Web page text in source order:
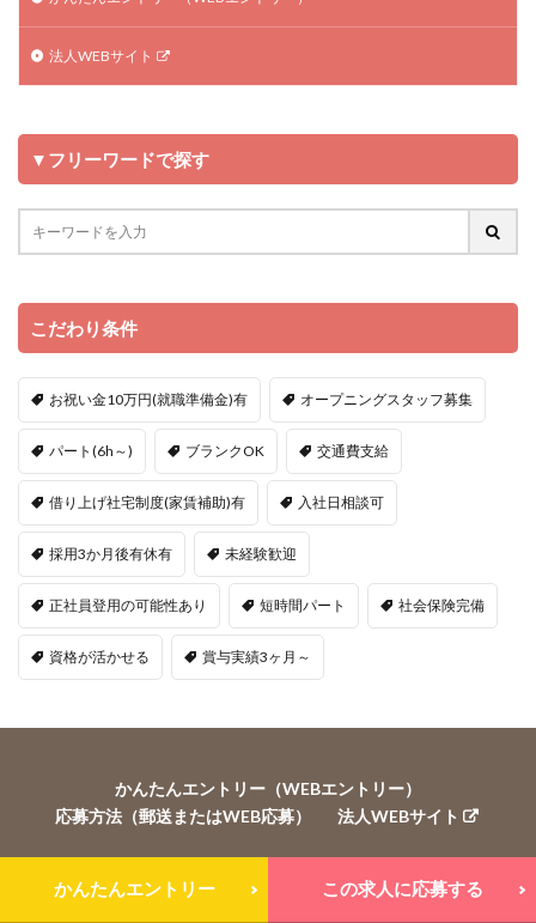
かんたんエントリー この求人に応募する
法人WEBサイト
▼フリーワードで探す
こだわり条件
お祝い金10万円(就職準備金)有 オープニングスタッフ募集
パート(6h～) ブランクOK 交通費支給
借り上げ社宅制度(家賃補助)有 入社日相談可
採用3か月後有休有 未経験歓迎
正社員登用の可能性あり 短時間パート 社会保険完備
資格が活かせる 賞与実績3ヶ月～
かんたんエントリー（WEBエントリー）
応募方法（郵送またはWEB応募）
法人WEBサイト